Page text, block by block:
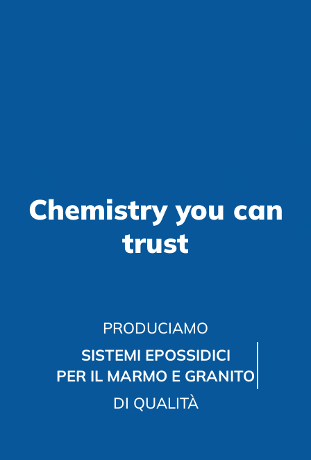
Chemistry you can
trust
PRODUCIAMO
SISTEMI EPOSSIDICI
PER IL MARMO E GRANITO
DI QUALITÀ